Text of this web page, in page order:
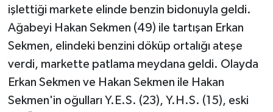
işlettiği markete elinde benzin bidonuyla geldi.
Ağabeyi Hakan Sekmen (49) ile tartışan Erkan
Sekmen, elindeki benzini döküp ortalığı ateşe
verdi, markette patlama meydana geldi. Olayda
Erkan Sekmen ve Hakan Sekmen ile Hakan
Sekmen'in oğulları Y.E.S. (23), Y.H.S. (15), eski